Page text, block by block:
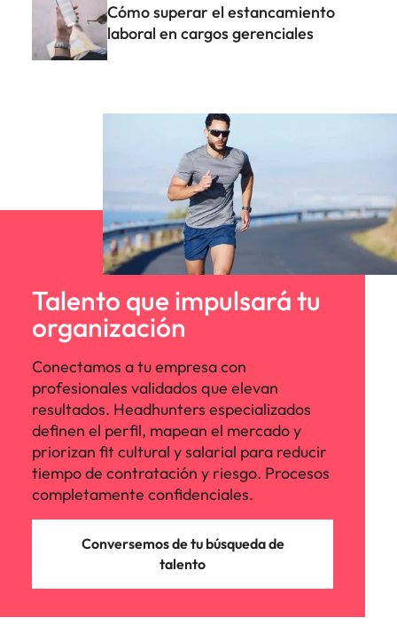
Cómo superar el estancamiento
laboral en cargos gerenciales
Talento que impulsará tu
organización
Conectamos a tu empresa con
profesionales validados que elevan
resultados. Headhunters especializados
definen el perfil, mapean el mercado y
priorizan fit cultural y salarial para reducir
tiempo de contratación y riesgo. Procesos
completamente confidenciales.
Conversemos de tu búsqueda de
talento